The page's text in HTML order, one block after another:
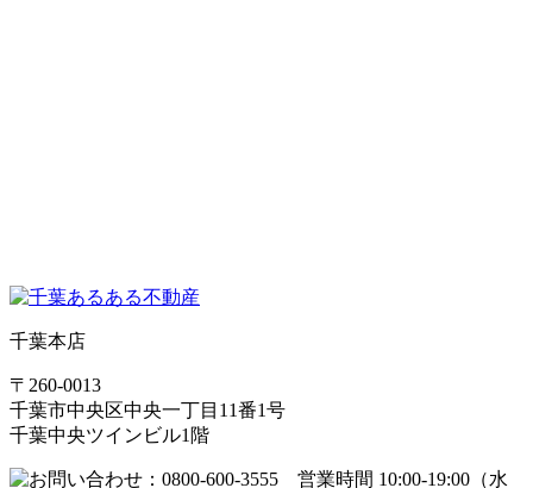
千葉本店
〒260-0013
千葉市中央区中央一丁目11番1号
千葉中央ツインビル1階